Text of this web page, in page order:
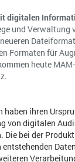
digitalen
und Verwaltung
Formaten für
heute
haben ihren
von digitalen
Die bei der